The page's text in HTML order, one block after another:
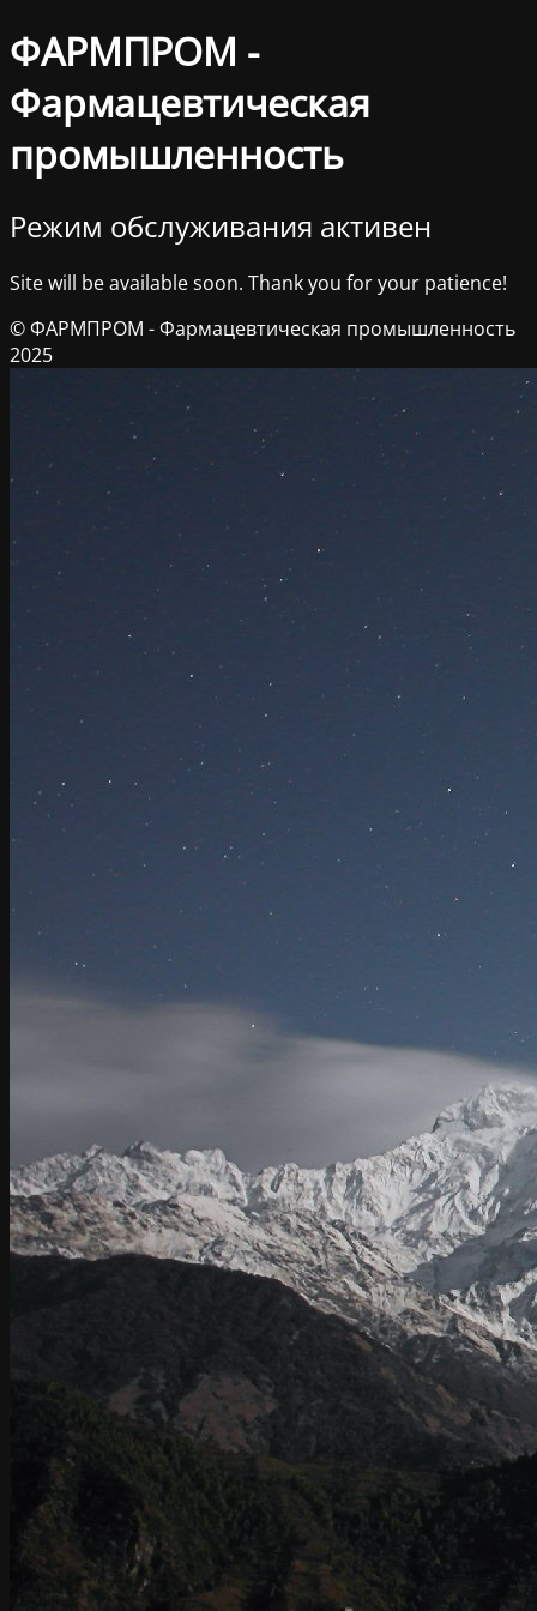
ФАРМПРОМ -
Фармацевтическая
промышленность
Режим обслуживания активен
Site will be available soon. Thank you for your patience!
© ФАРМПРОМ - Фармацевтическая промышленность
2025